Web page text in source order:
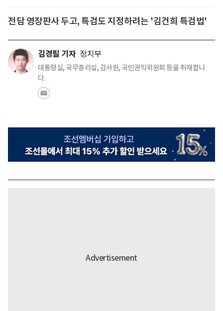
전담 영장판사 두고, 특검도 지정하려는 '김건희 특검법'
김경필 기자 정치부
대통령실, 국무총리실, 감사원, 국민권익위원회 등을 취재합니
다.